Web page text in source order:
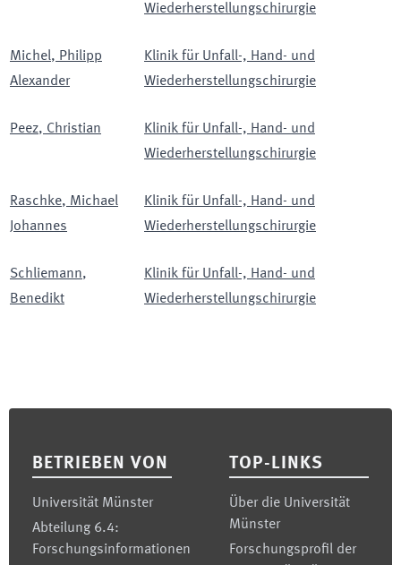
Wiederherstellungschirurgie
Michel, Philipp
Alexander
Klinik für Unfall-, Hand- und
Wiederherstellungschirurgie
Peez, Christian
Klinik für Unfall-, Hand- und
Wiederherstellungschirurgie
Raschke, Michael
Johannes
Klinik für Unfall-, Hand- und
Wiederherstellungschirurgie
Schliemann,
Benedikt
Klinik für Unfall-, Hand- und
Wiederherstellungschirurgie
BETRIEBEN VON
Universität Münster
Abteilung 6.4:
Forschungsinformationen
TOP-LINKS
Über die Universität
Münster
Forschungsprofil der